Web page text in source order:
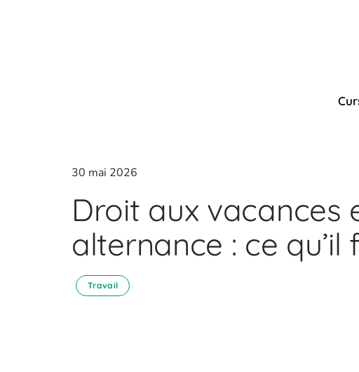
30 mai 2026
Droit aux vacances
alternance : ce
Travail